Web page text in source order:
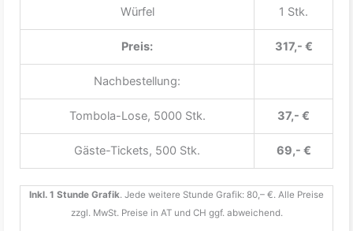
Würfel 1 Stk.
Preis: 317,- €
Nachbestellung:
Tombola-Lose, 5000 Stk. 37,- €
Gäste-Tickets, 500 Stk. 69,- €
Inkl. 1 Stunde Grafik. Jede weitere Stunde Grafik: 80,– €. Alle Preise
zzgl. MwSt. Preise in AT und CH ggf. abweichend.